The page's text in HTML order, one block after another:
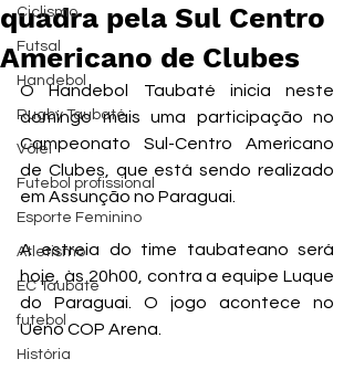
Ciclismo
Futsal
Handebol
Rugby Taubaté
Vôlei
Futebol profissional
Esporte Feminino
Atletismo
EC Taubaté
futebol
História
quadra pela Sul Centro
Americano de Clubes
O Handebol Taubaté inicia neste
domingo mais uma participação no
Campeonato Sul-Centro Americano
de Clubes, que está sendo realizado
em Assunção no Paraguai.
A estreia do time taubateano será
hoje, às 20h00, contra a equipe Luque
do Paraguai. O jogo acontece no
Ueno COP Arena.